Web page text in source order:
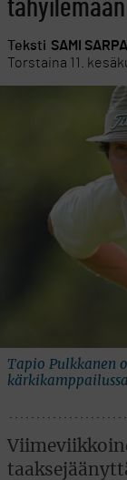
Teksti SAMI
Torstaina 11.
Tapio Pulkkanen